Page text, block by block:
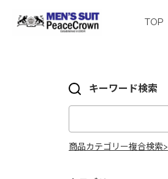
TOP
キーワード検索
商品カテゴリー複合検索>